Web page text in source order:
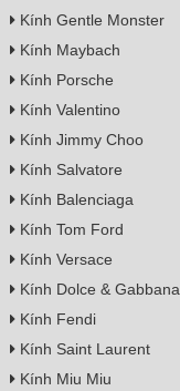
Kính Gentle Monster
Kính Maybach
Kính Porsche
Kính Valentino
Kính Jimmy Choo
Kính Salvatore
Kính Balenciaga
Kính Tom Ford
Kính Versace
Kính Dolce & Gabbana
Kính Fendi
Kính Saint Laurent
Kính Miu Miu